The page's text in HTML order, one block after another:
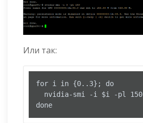
Или так:
for i in {0..3}; do
  nvidia-smi -i $i -pl 150
done